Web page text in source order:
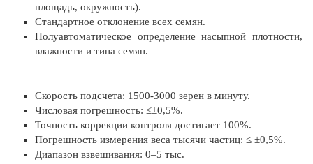
площадь, окружность).
Стандартное отклонение всех семян.
Полуавтоматическое определение насыпной плотности,
влажности и типа семян.
Скорость подсчета: 1500-3000 зерен в минуту.
Числовая погрешность: ≤±0,5%.
Точность коррекции контроля достигает 100%.
Погрешность измерения веса тысячи частиц: ≤ ±0,5%.
Диапазон взвешивания: 0–5 тыс.